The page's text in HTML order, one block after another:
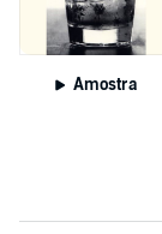
Amostra